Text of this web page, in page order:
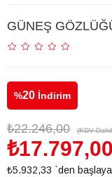
GÜNEŞ
%20 İndirim
₺22.246,00 (KDV
₺17.797,00
₺5.932,33 `den